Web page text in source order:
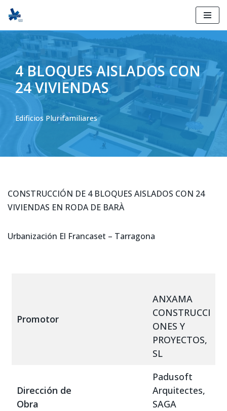
Ir
contenido
4 BLOQUES AISLADOS CON
24 VIVIENDAS
Edificios Plurifamiliares
CONSTRUCCIÓN DE 4 BLOQUES AISLADOS CON 24
VIVIENDAS EN RODA DE BARÀ
Urbanización El Francaset – Tarragona
Promotor
ANXAMA
CONSTRUCCI
ONES Y
PROYECTOS,
SL
Dirección de
Obra
Padusoft
Arquitectes,
SAGA